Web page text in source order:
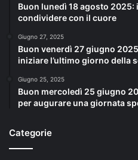
Buon lunedì 18 agosto
condividere con il cuore
Giugno 27, 2025
Buon venerdì 27 giugno
iniziare l’ultimo giorno della
Giugno 25, 2025
Buon mercoledì 25 giugno
per augurare una giornata
Categorie